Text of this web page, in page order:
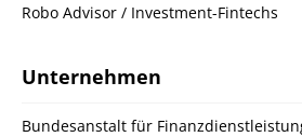
Robo Advisor / Investment-Fintechs
Unternehmen
Bundesanstalt für